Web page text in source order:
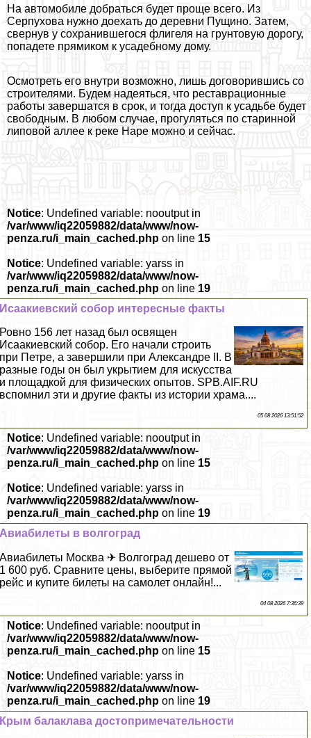
На автомобиле добраться будет проще всего. Из
Серпухова нужно доехать до деревни Пущино. Затем,
свернув у сохранившегося флигеля на грунтовую дорогу,
попадете прямиком к усадебному дому.
Осмотреть его внутри возможно, лишь договорившись со
строителями. Будем надеяться, что реставрационные
работы завершатся в срок, и тогда доступ к усадьбе будет
свободным. В любом случае, прогуляться по старинной
липовой аллее к реке Наре можно и сейчас.
Notice: Undefined variable: nooutput in
/var/www/iq22059882/data/www/now-
penza.ru/i_main_cached.php on line 15
Notice: Undefined variable: yarss in
/var/www/iq22059882/data/www/now-
penza.ru/i_main_cached.php on line 19
Исаакиевский собор интересные факты
Ровно 156 лет назад был освящен
Исаакиевский собор. Его начали строить
при Петре, а завершили при Александре II. В
разные годы он был укрытием для искусства
и площадкой для физических опытов. SPB.AIF.RU
вспомнил эти и другие факты из истории храма....
05 08 2026 13:51:52
Notice: Undefined variable: nooutput in
/var/www/iq22059882/data/www/now-
penza.ru/i_main_cached.php on line 15
Notice: Undefined variable: yarss in
/var/www/iq22059882/data/www/now-
penza.ru/i_main_cached.php on line 19
Авиабилеты в волгоград
Авиабилеты Москва ✈ Волгоград дешево от
1 600 руб. Сравните цены, выберите прямой
рейс и купите билеты на самолет онлайн!...
04 08 2026 7:36:39
Notice: Undefined variable: nooutput in
/var/www/iq22059882/data/www/now-
penza.ru/i_main_cached.php on line 15
Notice: Undefined variable: yarss in
/var/www/iq22059882/data/www/now-
penza.ru/i_main_cached.php on line 19
Крым балаклава достопримечательности